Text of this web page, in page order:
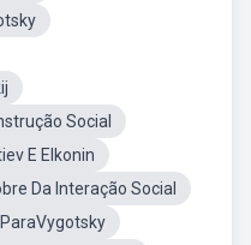
Social
E Elkonin
Da Interação Social